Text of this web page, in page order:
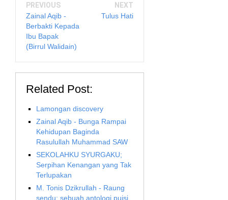
PREVIOUS
Zainal Aqib -
Berbakti Kepada
Ibu Bapak
(Birrul Walidain)
NEXT
Tulus Hati
Related Post:
Lamongan discovery
Zainal Aqib - Bunga Rampai
Kehidupan Baginda
Rasulullah Muhammad SAW
SEKOLAHKU SYURGAKU;
Serpihan Kenangan yang Tak
Terlupakan
M. Tonis Dzikrullah - Raung
sendu; sebuah antologi puisi